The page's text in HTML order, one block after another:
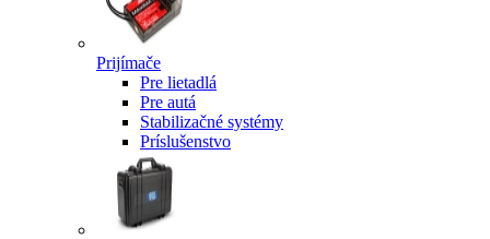
Prijímače
Pre lietadlá
Pre autá
Stabilizačné systémy
Príslušenstvo